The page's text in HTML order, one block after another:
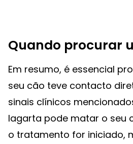
Quando procurar
Em resumo, é essencial
seu cão teve contacto
sinais clínicos
lagarta pode matar o seu
o tratamento for iniciado,